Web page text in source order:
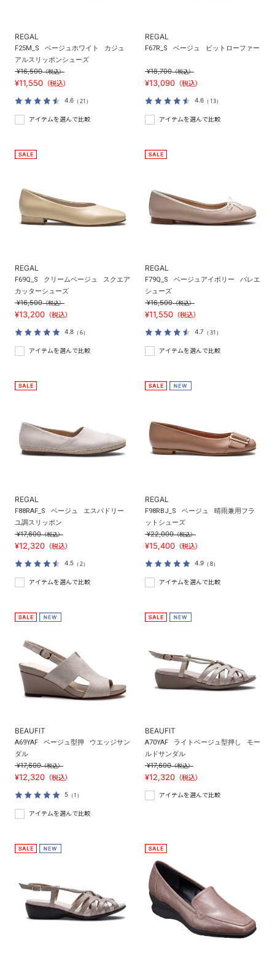
REGAL
F25M_S ベージュホワイト
カジュ
アルスリッポンシューズ
¥16,500（税込）
¥11,550 （税込）
4.6 （21）
アイテムを選んで比較
REGAL
F67R_S ベージュ ビットローファー
¥18,700（税込）
¥13,090 （税込）
4.6 （13）
アイテムを選んで比較
REGAL
F69Q_S クリームベージュ
スクエア
カッターシューズ
¥16,500（税込）
¥13,200 （税込）
4.8 （6）
アイテムを選んで比較
REGAL
F79Q_S ベージュアイボリー
バレエ
シューズ
¥16,500（税込）
¥11,550 （税込）
4.7 （31）
アイテムを選んで比較
REGAL
F88RAF_S ベージュ
エスパドリー
ユ調スリッポン
¥17,600（税込）
¥12,320 （税込）
4.5 （2）
アイテムを選んで比較
REGAL
F98RBJ_S ベージュ
晴雨兼用フラ
ットシューズ
¥22,000（税込）
¥15,400 （税込）
4.9 （8）
アイテムを選んで比較
BEAUFIT
A69YAF ベージュ型押
ウエッジサン
ダル
¥17,600（税込）
¥12,320 （税込）
5（1）
アイテムを選んで比較
BEAUFIT
A70YAF ライトベージュ型押し
モー
ルドサンダル
¥17,600（税込）
¥12,320 （税込）
アイテムを選んで比較